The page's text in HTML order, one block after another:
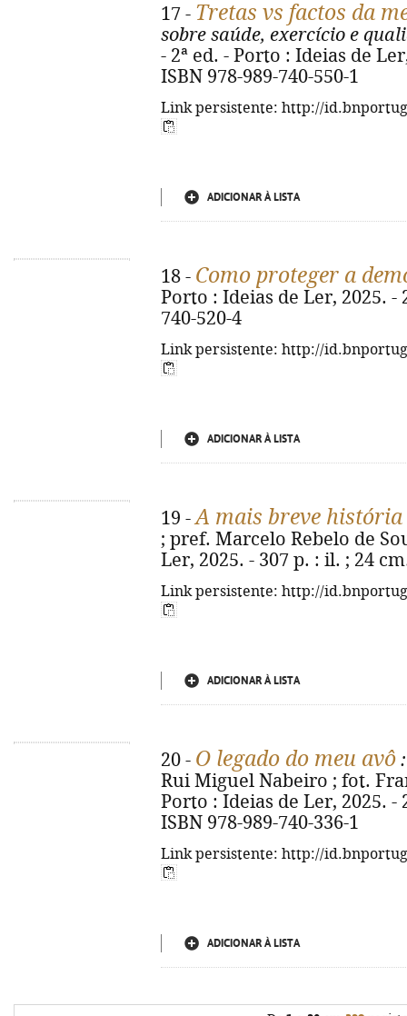
17 - Tretas vs factos da
sobre saúde, exercício e
- 2ª ed. - Porto : Ideias de
ISBN 978-989-740-550-1
Link persistente: http://
ADICIONAR À LISTA
18 - Como proteger a
Porto : Ideias de Ler, 2025. -
740-520-4
Link persistente: http://
ADICIONAR À LISTA
19 -A mais breve
; pref. Marcelo Rebelo de
Ler, 2025. - 307 p. : il. ; 24
Link persistente: http://
ADICIONAR À LISTA
20 - O legado do meu avô
Rui Miguel Nabeiro ; fot.
Porto : Ideias de Ler, 2025. -
ISBN 978-989-740-336-1
Link persistente: http://
ADICIONAR À LISTA